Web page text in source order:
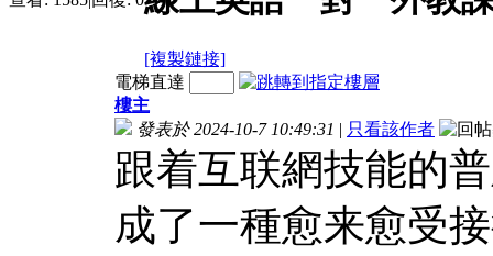
[複製鏈接]
電梯直達
樓主
發表於 2024-10-7 10:49:31 | 只看該作者
跟着互联網技能的
成了一種愈来愈受